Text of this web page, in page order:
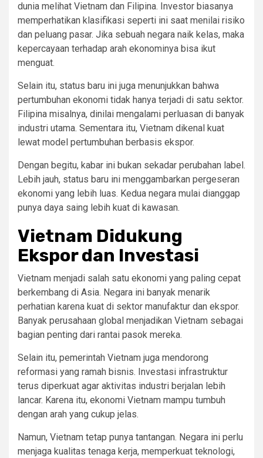
dunia melihat Vietnam dan Filipina. Investor biasanya
memperhatikan klasifikasi seperti ini saat menilai risiko
dan peluang pasar. Jika sebuah negara naik kelas, maka
kepercayaan terhadap arah ekonominya bisa ikut
menguat.
Selain itu, status baru ini juga menunjukkan bahwa
pertumbuhan ekonomi tidak hanya terjadi di satu sektor.
Filipina misalnya, dinilai mengalami perluasan di banyak
industri utama. Sementara itu, Vietnam dikenal kuat
lewat model pertumbuhan berbasis ekspor.
Dengan begitu, kabar ini bukan sekadar perubahan label.
Lebih jauh, status baru ini menggambarkan pergeseran
ekonomi yang lebih luas. Kedua negara mulai dianggap
punya daya saing lebih kuat di kawasan.
Vietnam Didukung
Ekspor dan Investasi
Vietnam menjadi salah satu ekonomi yang paling cepat
berkembang di Asia. Negara ini banyak menarik
perhatian karena kuat di sektor manufaktur dan ekspor.
Banyak perusahaan global menjadikan Vietnam sebagai
bagian penting dari rantai pasok mereka.
Selain itu, pemerintah Vietnam juga mendorong
reformasi yang ramah bisnis. Investasi infrastruktur
terus diperkuat agar aktivitas industri berjalan lebih
lancar. Karena itu, ekonomi Vietnam mampu tumbuh
dengan arah yang cukup jelas.
Namun, Vietnam tetap punya tantangan. Negara ini perlu
menjaga kualitas tenaga kerja, memperkuat teknologi,